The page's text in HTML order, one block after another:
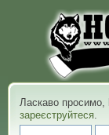
Ласкаво просимо,
зареєструйтеся.